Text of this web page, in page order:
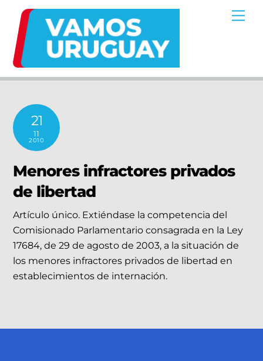
content
21
11
2010
Menores infractores privados
de libertad
Artículo único. Extiéndase la competencia del
Comisionado Parlamentario consagrada en la Ley
17684, de 29 de agosto de 2003, a la situación de
los menores infractores privados de libertad en
establecimientos de internación.